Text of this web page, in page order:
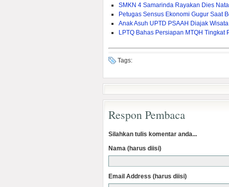
SMKN 4 Samarinda Rayakan Dies
Petugas Sensus Ekonomi Gugur Saat
Anak Asuh UPTD PSAAH Diajak
LPTQ Bahas Persiapan MTQH
Tags:
Respon Pembaca
Silahkan tulis komentar anda...
Nama (harus diisi)
Email Address (harus diisi)